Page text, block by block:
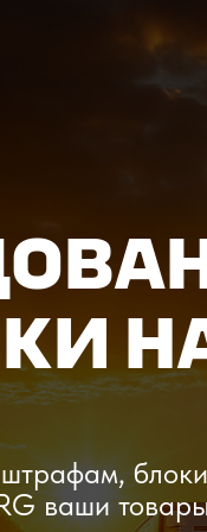
товары
в срок